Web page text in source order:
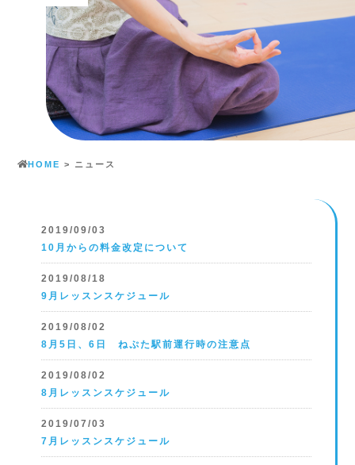
HOME > ニュース
2019/09/03
10月からの料金改定について
2019/08/18
9月レッスンスケジュール
2019/08/02
8月5日、6日 ねぷた駅前運行時の注意点
2019/08/02
8月レッスンスケジュール
2019/07/03
7月レッスンスケジュール